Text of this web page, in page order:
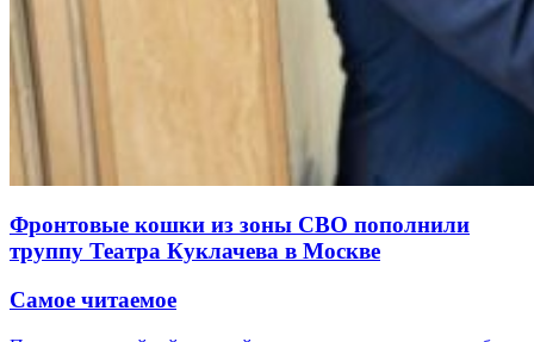
Фронтовые кошки из зоны СВО пополнили
труппу Театра Куклачева в Москве
Самое читаемое